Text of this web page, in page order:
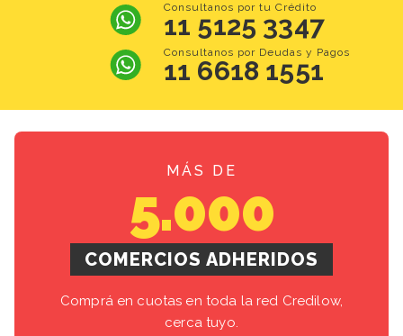
Consultanos por tu Crédito
11 5125 3347
Consultanos por Deudas y Pagos
11 6618 1551
MÁS DE
5.000
COMERCIOS ADHERIDOS
Comprá en cuotas en toda la red Credilow,
cerca tuyo.